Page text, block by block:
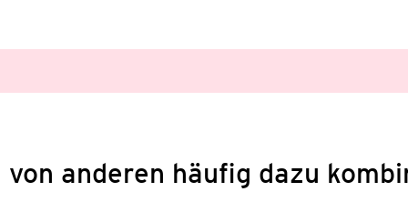
von anderen häufig dazu